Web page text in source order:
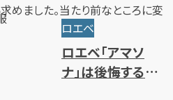
めました。当たり前なところに変
抽選方法を解説
ロエベ
ロエベ「アマソ
ナ」は後悔するほ